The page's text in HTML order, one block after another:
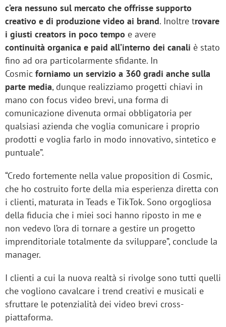
c’era nessuno sul mercato che offrisse supporto
creativo e di produzione video ai brand. Inoltre trovare
i giusti creators in poco tempo e avere
continuità organica e paid all’interno dei canali è stato
fino ad ora particolarmente sfidante. In
Cosmic forniamo un servizio a 360 gradi anche sulla
parte media, dunque realizziamo progetti chiavi in
mano con focus video brevi, una forma di
comunicazione divenuta ormai obbligatoria per
qualsiasi azienda che voglia comunicare i proprio
prodotti e voglia farlo in modo innovativo, sintetico e
puntuale”.
“Credo fortemente nella value proposition di Cosmic,
che ho costruito forte della mia esperienza diretta con
i clienti, maturata in Teads e TikTok. Sono orgogliosa
della fiducia che i miei soci hanno riposto in me e
non vedevo l’ora di tornare a gestire un progetto
imprenditoriale totalmente da sviluppare”, conclude la
manager.
I clienti a cui la nuova realtà si rivolge sono tutti quelli
che vogliono cavalcare i trend creativi e musicali e
sfruttare le potenzialità dei video brevi cross-
piattaforma.